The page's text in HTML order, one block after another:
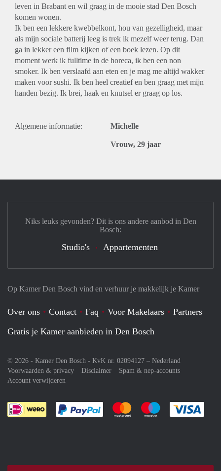
leven in Brabant en wil graag in de mooie stad Den Bosch
komen wonen.
Ik ben een lekkere kwebbelkont, hou van gezelligheid, maar
als mijn sociale batterij leeg is trek ik mezelf weer terug. Dan
ga in lekker een film kijken of een boek lezen. Op dit
moment werk ik fulltime in de horeca, ik ben een non
smoker. Ik ben verslaafd aan eten en je mag me altijd wakker
maken voor sushi. Ik ben heel creatief en ben graag met mijn
handen bezig. Ik brei, haak en knutsel er graag op los.
Algemene informatie: Michelle
Vrouw, 29 jaar
Op Kamer Den Bosch vind en verhuur je makkelijk je Kamer
Over ons Contact Faq Voor Makelaars
Partners
Gratis je Kamer aanbieden in Den Bosch
© 2026 - Kamer Den Bosch - KvK nr. 02094127 – Nederland
Voorwaarden & privacy
Disclaimer
Spam & nep-accounts
Account verwijderen
Je rekent gemakkelijk af met Paypal
Je rekent gemakkelijk af met
Je rekent
Niks leuks gevonden? Dit is ons andere aanbod in Den
Bosch:
Studio's Appartementen